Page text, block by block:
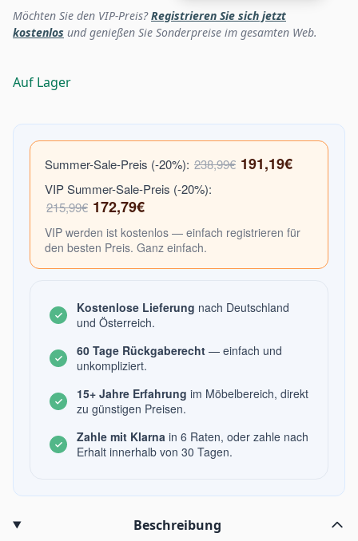
Möchten Sie den VIP-Preis?Registrieren Sie sich jetzt
kostenlos und genießen Sie Sonderpreise im gesamten Web.
Auf Lager
Summer-Sale-Preis (-20%): 238,99€ 191,19€
VIP Summer-Sale-Preis (-20%):
215,99€ 172,79€
VIP werden ist kostenlos — einfach registrieren für
den besten Preis. Ganz einfach.
Kostenlose Lieferung nach Deutschland
und Österreich.
60 Tage Rückgaberecht — einfach und
unkompliziert.
15+ Jahre Erfahrung im Möbelbereich, direkt
zu günstigen Preisen.
Zahle mit Klarna in 6 Raten, oder zahle nach
Erhalt innerhalb von 30 Tagen.
Beschreibung